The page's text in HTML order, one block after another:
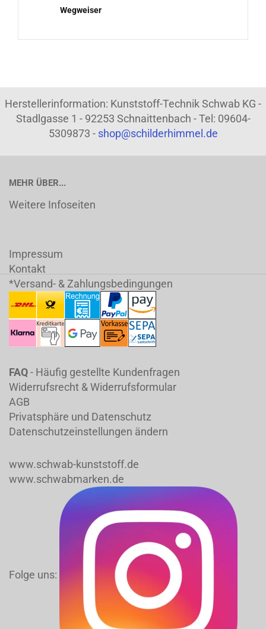
Wegweiser
Herstellerinformation: Kunststoff-Technik Schwab KG -
Stadlgasse 1 - 92253 Schnaittenbach - Tel: 09604-
5309873 - shop@schilderhimmel.de
MEHR ÜBER...
Weitere Infoseiten
Impressum
Kontakt
*Versand- & Zahlungsbedingungen
FAQ- Häufig gestellte Kundenfragen
Widerrufsrecht & Widerrufsformular
AGB
Privatsphäre und Datenschutz
Datenschutzeinstellungen ändern
www.schwab-kunststoff.de
www.schwabmarken.de
Folge uns: